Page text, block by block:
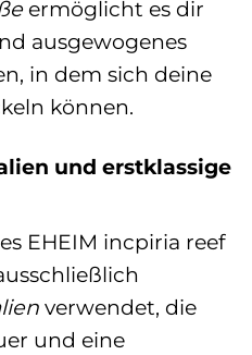
ermöglicht es dir
ausgewogenes
in dem sich deine
können.
und erstklassige
EHEIM incpiria reef
verwendet, die
und eine